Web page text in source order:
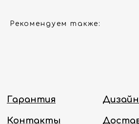
Рекомендуем также: